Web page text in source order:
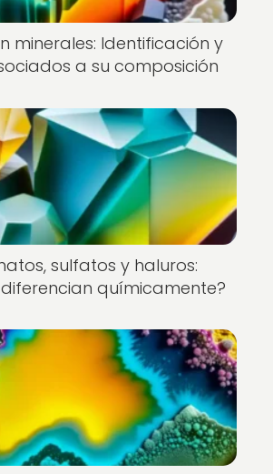
minerales: Identificación y
a su composición
sulfatos y haluros:
químicamente?